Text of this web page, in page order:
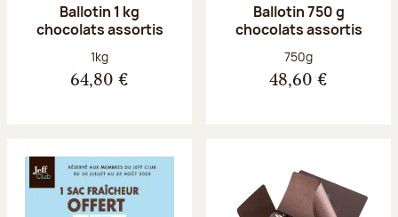
Ballotin 1 kg
chocolats assortis
Poids net :
1kg
64,80 €
Ballotin 750 g
chocolats assortis
Poids net :
750g
48,60 €